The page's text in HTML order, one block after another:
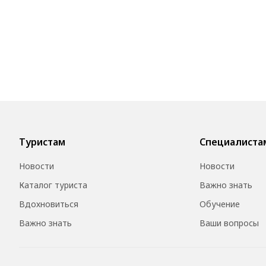
Туристам
Новости
Каталог туриста
Вдохновиться
Важно знать
Новости
Важно знать
Обучение
Ваши вопросы